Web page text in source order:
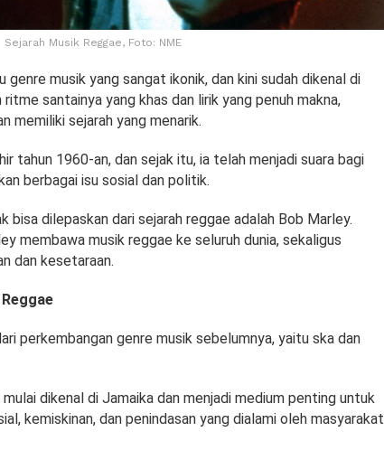
Sejarah Musik Reggae, Foto: NME
genre musik yang sangat ikonik, dan kini sudah dikenal di
santainya yang khas dan lirik yang penuh makna,
memiliki sejarah yang menarik.
tahun 1960-an, dan sejak itu, ia telah menjadi suara bagi
berbagai isu sosial dan politik.
bisa dilepaskan dari sejarah reggae adalah Bob Marley.
membawa musik reggae ke seluruh dunia, sekaligus
dan kesetaraan.
perkembangan genre musik sebelumnya, yaitu ska dan
dikenal di Jamaika dan menjadi medium penting untuk
kemiskinan, dan penindasan yang dialami oleh masyarakat